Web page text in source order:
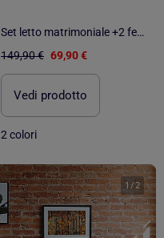
Set letto matrimoniale +2 federe 65x65 cm flanella di cotone
149,90 € 69,90 €
Vedi prodotto
2 colori
1 /2